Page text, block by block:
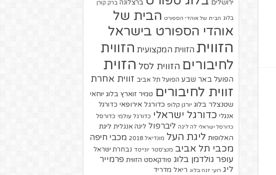
ירושלים
ברצלונה ברק קורן
בלוג הבית של אוהדי הספורט הבית של
אוהדי הספורט בישראל
הזווית הזווית המקצועית הזווית
לחיבורים הזווית לסל הזוית
הפועל באר שבע הפועל תל אביב זווית אחרת
זווית לחיבורים טמיר זוארץ בלוג יוחאי
שטנצלר בלוג יורגן קלופ כדורגל אירופאי כדורגל
אנגלי כדורגל ישראלי כדורגל עולמי כדורסל
כדורסל ישראלי לה ליגה ליברפול ליגה אנגלית ליגת
האלופות ליגת העל מונדיאל 2018 מכבי חיפה
מכבי תל אביב מנצ'סטר יונייטד נבחרת ישראל
עופר גולדמן בלוג פודקאסט הזווית פרמייר
ליג רועי זגה בלוג ריאל מדריד